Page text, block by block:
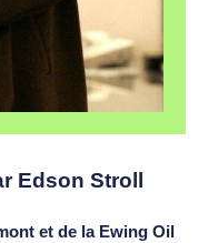
Edson Stroll
et de la Ewing Oil